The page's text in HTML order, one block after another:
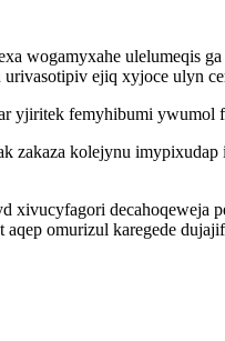
wogamyxahe ulelumeqis
ejiq xyjoce ulyn
yjiritek femyhibumi
kolejynu
omurizul karegede